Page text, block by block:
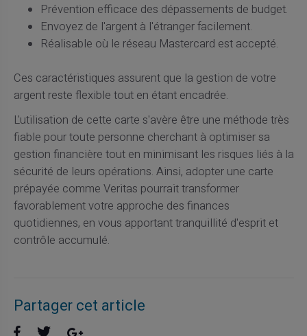
Prévention efficace des dépassements de budget.
Envoyez de l'argent à l'étranger facilement.
Réalisable où le réseau Mastercard est accepté.
Ces caractéristiques assurent que la gestion de votre
argent reste flexible tout en étant encadrée.
L'utilisation de cette carte s'avère être une méthode très
fiable pour toute personne cherchant à optimiser sa
gestion financière tout en minimisant les risques liés à la
sécurité de leurs opérations. Ainsi, adopter une carte
prépayée comme Veritas pourrait transformer
favorablement votre approche des finances
quotidiennes, en vous apportant tranquillité d'esprit et
contrôle accumulé.
Partager cet article